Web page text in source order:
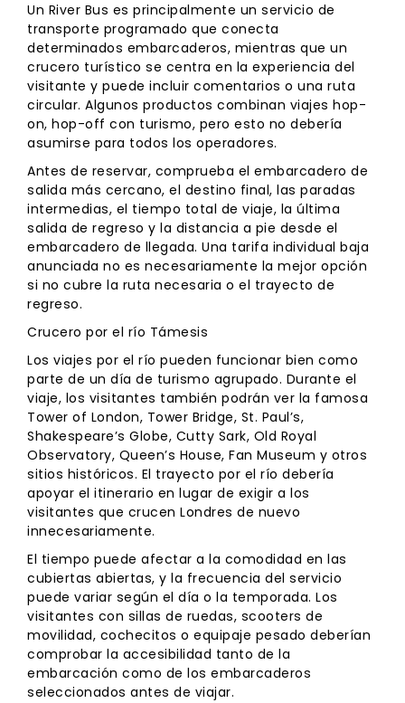
Un River Bus es principalmente un servicio de
transporte programado que conecta
determinados embarcaderos, mientras que un
crucero turístico se centra en la experiencia del
visitante y puede incluir comentarios o una ruta
circular. Algunos productos combinan viajes hop-
on, hop-off con turismo, pero esto no debería
asumirse para todos los operadores.
Antes de reservar, comprueba el embarcadero de
salida más cercano, el destino final, las paradas
intermedias, el tiempo total de viaje, la última
salida de regreso y la distancia a pie desde el
embarcadero de llegada. Una tarifa individual baja
anunciada no es necesariamente la mejor opción
si no cubre la ruta necesaria o el trayecto de
regreso.
Crucero por el río Támesis
Los viajes por el río pueden funcionar bien como
parte de un día de turismo agrupado. Durante el
viaje, los visitantes también podrán ver la famosa
Tower of London, Tower Bridge, St. Paul’s,
Shakespeare’s Globe, Cutty Sark, Old Royal
Observatory, Queen’s House, Fan Museum y otros
sitios históricos. El trayecto por el río debería
apoyar el itinerario en lugar de exigir a los
visitantes que crucen Londres de nuevo
innecesariamente.
El tiempo puede afectar a la comodidad en las
cubiertas abiertas, y la frecuencia del servicio
puede variar según el día o la temporada. Los
visitantes con sillas de ruedas, scooters de
movilidad, cochecitos o equipaje pesado deberían
comprobar la accesibilidad tanto de la
embarcación como de los embarcaderos
seleccionados antes de viajar.